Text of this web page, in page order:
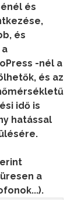
és
és
-nél a
és az
idő is
hatással
a